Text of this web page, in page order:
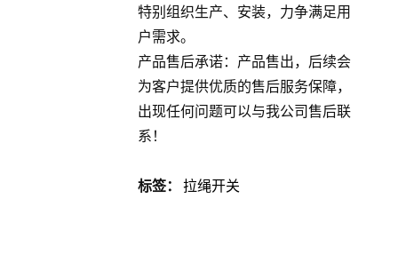
特别组织生产、安装，力争满足用
户需求。
产品售后承诺：产品售出，后续会
为客户提供优质的售后服务保障，
出现任何问题可以与我公司售后联
系！
标签： 拉绳开关